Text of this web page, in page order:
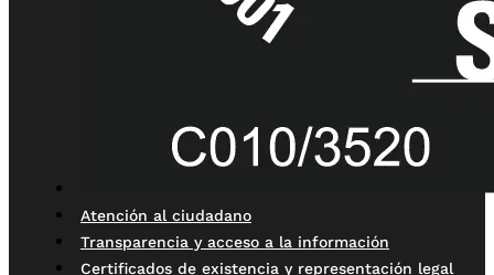
Atención al ciudadano
Transparencia y acceso a la información
Certificados de existencia y representación legal